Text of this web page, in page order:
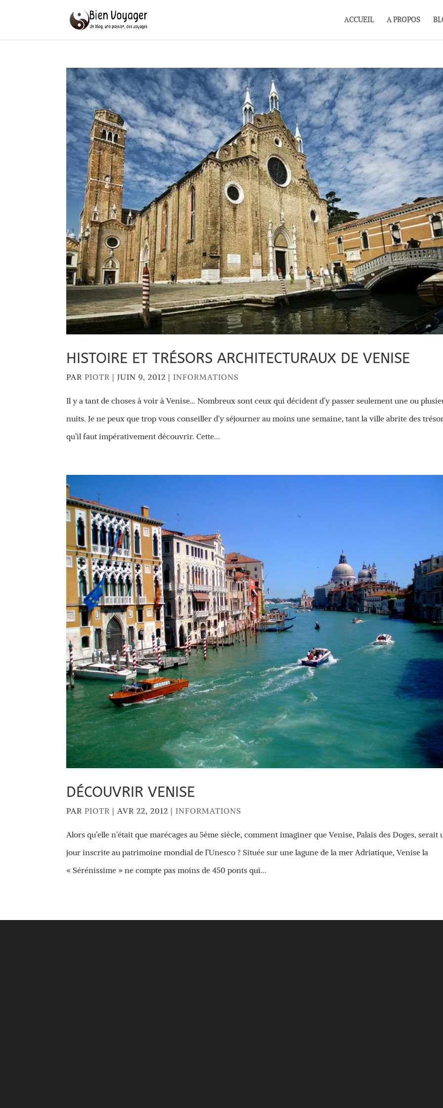
ACCUEIL A PROPOS
HISTOIRE ET TRÉSORS ARCHITECTURAUX DE VENISE
PARPIOTR |JUIN 9, 2012 |INFORMATIONS
Il y a tant de choses à voir à Venise… Nombreux sont ceux qui décident d’y passer seulement une ou
nuits. Je ne peux que trop vous conseiller d’y séjourner au moins une semaine, tant la ville abrite des
qu’il faut impérativement découvrir. Cette...
DÉCOUVRIR VENISE
PARPIOTR |AVR 22, 2012 |INFORMATIONS
Alors qu’elle n’était que marécages au 5ème siècle, comment imaginer que Venise, Palais des Doges, serait
jour inscrite au patrimoine mondial de l’Unesco ? Située sur une lagune de la mer Adriatique, Venise la
« Sérénissime » ne compte pas moins de 450 ponts qui...